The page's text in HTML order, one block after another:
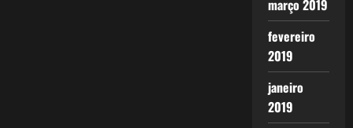
março 2019
fevereiro
2019
janeiro
2019